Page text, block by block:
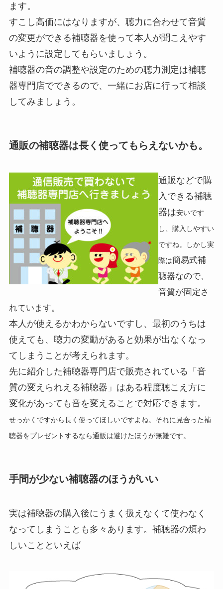
ます。
すこし高価にはなりますが、聴力に合わせて音質
の変更ができる補聴器を使って本人が聞こえやす
いように設定してもらいましょう。
補聴器の音の調整や設定のための聴力測定は補聴
器専門店でできるので、一緒にお店に行って相談
してみましょう。
通販の補聴器は長く使ってもらえないかも。
通販などで購
入できる補聴
器は安いです
し、購入しやすい
ですね。しかし実
際は簡易式補
聴器なので、
音質が固定さ
れています。
本人が使えるかわからないですし、最初のうちは
使えても、聴力の変動があると効果が出なくなっ
てしまうことが考えられます。
先に紹介した補聴器専門店で販売されている「音
質の変えられえる補聴器」はある程度聴こえ方に
変化があっても音を変えることで対応できます。
せっかくですから長く使ってほしいですよね。それに見合った補
聴器をプレゼントするなら通販は避けたほうが無難です。
手間が少ない補聴器のほうがいい
実は補聴器の購入後にうまく扱えなくて使わなく
なってしまうことも多々あります。補聴器の煩わ
しいことといえば